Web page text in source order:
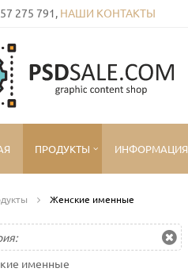
275 791, НАШИ КОНТАКТЫ
ПРОДУКТЫ ИНФОРМАЦИЯ
Женские именные
именные